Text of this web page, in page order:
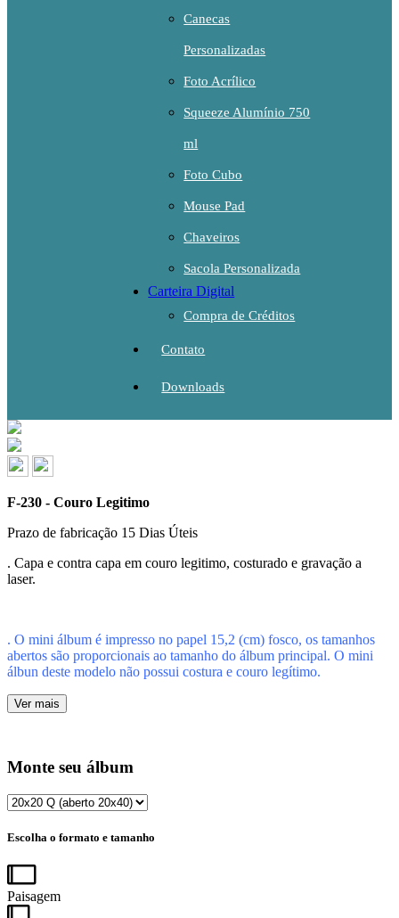
Canecas
Personalizadas
Foto Acrílico
Squeeze Alumínio 750
ml
Foto Cubo
Mouse Pad
Chaveiros
Sacola Personalizada
Carteira Digital
Compra de Créditos
Contato
Downloads
F-230 - Couro Legitimo
Prazo de fabricação 15 Dias Úteis
. Capa e contra capa em couro legitimo, costurado e gravação a
laser.
. O mini álbum é impresso no papel 15,2 (cm) fosco, os tamanhos
abertos são proporcionais ao tamanho do álbum principal. O mini
álbun deste modelo não possui costura e couro legítimo.
Ver mais
Monte seu álbum
Escolha o formato e tamanho
Paisagem